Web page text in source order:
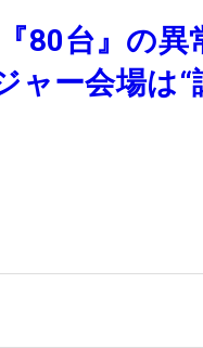
80台』の異
ー会場は“